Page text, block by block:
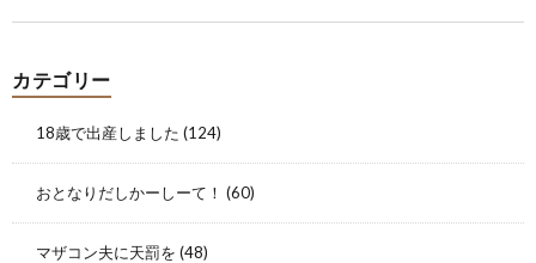
カテゴリー
18歳で出産しました (124)
おとなりだしかーしーて！ (60)
マザコン夫に天罰を (48)